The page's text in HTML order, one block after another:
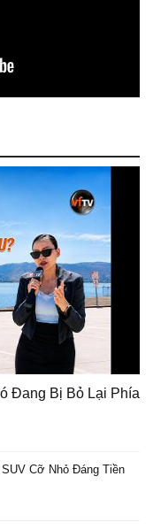
Đang Bị Bỏ Lại Phía
Cỡ Nhỏ Đáng Tiền